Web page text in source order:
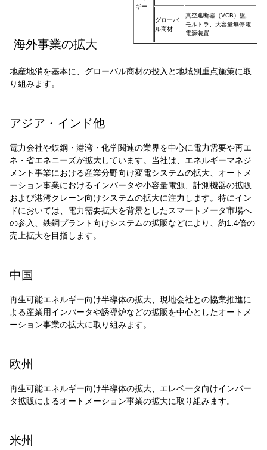
ギー
グローバ
ル商材
真空遮断器（VCB）盤、
モルトラ、大容量無停電
電源装置
海外事業の拡大
地産地消を基本に、グローバル商材の投入と地域別重点施策に取
り組みます。
アジア・インド他
電力会社や鉄鋼・港湾・化学関連の業界を中心に電力需要や再エ
ネ・省エネニーズが拡大しています。当社は、エネルギーマネジ
メント事業における産業分野向け変電システムの拡大、オートメ
ーション事業におけるインバータや小容量電源、計測機器の拡販
および港湾クレーン向けシステムの拡大に注力します。特にイン
ドにおいては、電力需要拡大を背景としたスマートメータ市場へ
の参入、鉄鋼プラント向けシステムの拡販などにより、約1.4倍の
売上拡大を目指します。
中国
再生可能エネルギー向け半導体の拡大、現地会社との協業推進に
よる産業用インバータや誘導炉などの拡販を中心としたオートメ
ーション事業の拡大に取り組みます。
欧州
再生可能エネルギー向け半導体の拡大、エレベータ向けインバー
タ拡販によるオートメーション事業の拡大に取り組みます。
米州